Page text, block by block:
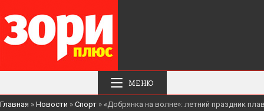
МЕНЮ
Главная » Новости » Спорт » «Добрянка на волне»: летний праздник